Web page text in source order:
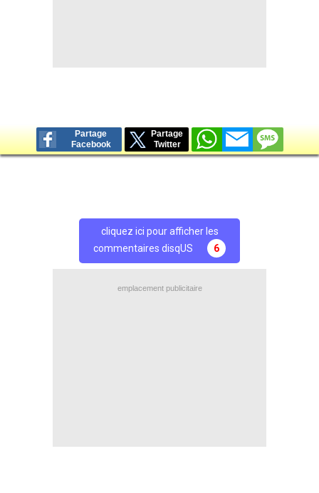
Partage
Facebook
Partage
Twitter
cliquez ici pour afficher les
commentaires disqUS
6
emplacement publicitaire